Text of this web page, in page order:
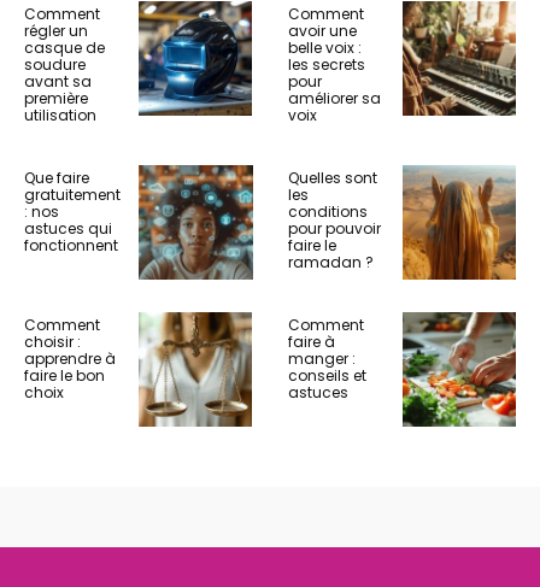
Comment
régler un
casque de
soudure
avant sa
première
utilisation
Comment
avoir une
belle voix :
les secrets
pour
améliorer sa
voix
Que faire
gratuitement
: nos
astuces qui
fonctionnent
Quelles sont
les
conditions
pour pouvoir
faire le
ramadan ?
Comment
choisir :
apprendre à
faire le bon
choix
Comment
faire à
manger :
conseils et
astuces